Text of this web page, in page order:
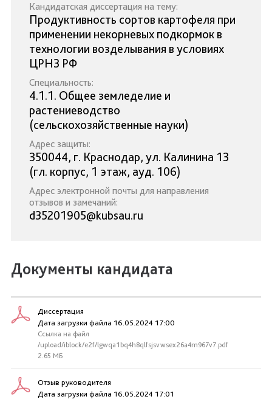
Кандидатская диссертация на тему:
Продуктивность сортов картофеля при
применении некорневых подкормок в
технологии возделывания в условиях
ЦРНЗ РФ
Специальность:
4.1.1. Общее земледелие и
растениеводство
(сельскохозяйственные науки)
Адрес защиты:
350044, г. Краснодар, ул. Калинина 13
(гл. корпус, 1 этаж, ауд. 106)
Адрес электронной почты для направления
отзывов и замечаний:
d35201905@kubsau.ru
Документы кандидата
Диссертация
Дата загрузки файла 16.05.2024 17:00
Ссылка на файл
/upload/iblock/e2f/lgwqa1bq4h8qlfsjsvwsex26a4m967v7.pdf
2.65 МБ
Отзыв руководителя
Дата загрузки файла 16.05.2024 17:01